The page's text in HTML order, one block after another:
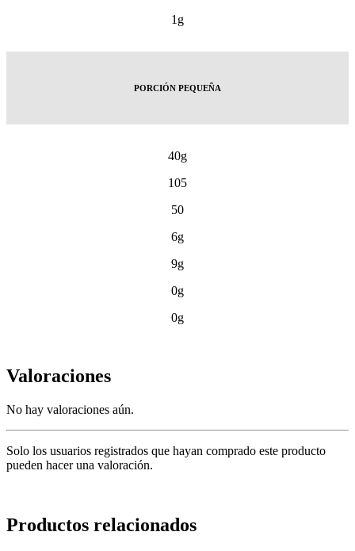
1g
PORCIÓN PEQUEÑA
40g
105
50
6g
9g
0g
0g
Valoraciones
No hay valoraciones aún.
Solo los usuarios registrados que hayan comprado este producto
pueden hacer una valoración.
Productos relacionados